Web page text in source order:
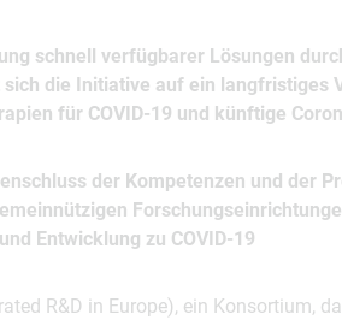
schnell verfügbarer Lösungen
die Initiative auf ein langfristiges
für COVID‑19 und künftige
der Kompetenzen und der
Entwicklung zu COVID-19
R&D in Europe), ein Konsorti­um,